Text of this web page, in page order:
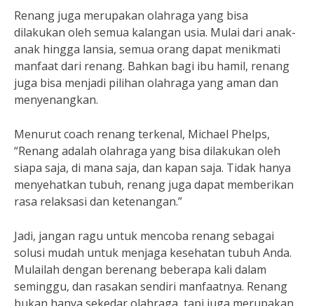
Renang juga merupakan olahraga yang bisa
dilakukan oleh semua kalangan usia. Mulai dari anak-
anak hingga lansia, semua orang dapat menikmati
manfaat dari renang. Bahkan bagi ibu hamil, renang
juga bisa menjadi pilihan olahraga yang aman dan
menyenangkan.
Menurut coach renang terkenal, Michael Phelps,
“Renang adalah olahraga yang bisa dilakukan oleh
siapa saja, di mana saja, dan kapan saja. Tidak hanya
menyehatkan tubuh, renang juga dapat memberikan
rasa relaksasi dan ketenangan.”
Jadi, jangan ragu untuk mencoba renang sebagai
solusi mudah untuk menjaga kesehatan tubuh Anda.
Mulailah dengan berenang beberapa kali dalam
seminggu, dan rasakan sendiri manfaatnya. Renang